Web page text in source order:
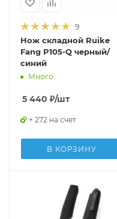
9
Нож складной Ruike
Fang P105-Q черный/
синий
Много
5 440 ₽/шт
+ 272 на счет
В КОРЗИНУ